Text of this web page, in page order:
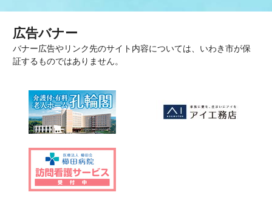
広告バナー
バナー広告やリンク先のサイト内容については、いわき市が保
証するものではありません。